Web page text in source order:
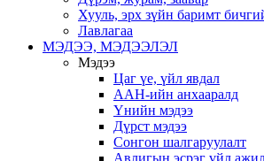
Хууль, эрх зүйн баримт
Лавлагаа
МЭДЭЭ, МЭДЭЭЛЭЛ
Мэдээ
Цаг үе, үйл явдал
ААН-ийн анхааралд
Үнийн мэдээ
Дүрст мэдээ
Сонгон шалгаруулалт
Авлигын эсрэг үйл